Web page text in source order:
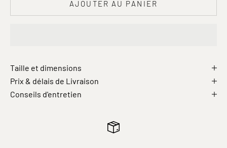
AJOUTER AU PANIER
Taille et dimensions
Prix & délais de Livraison
Conseils d'entretien